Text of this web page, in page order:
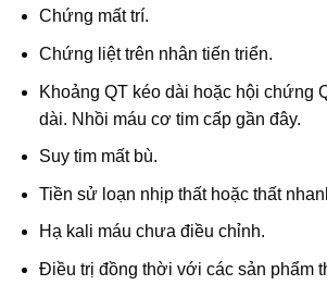
Chứng mất trí.
Chứng liệt trên nhân tiến triển.
Khoảng QT kéo dài hoặc hội chứng
dài. Nhồi máu cơ tim cấp gần đây.
Suy tim mất bù.
Tiền sử loạn nhịp thất hoặc thất
Hạ kali máu chưa điều chỉnh.
Điều trị đồng thời với các sản phẩm